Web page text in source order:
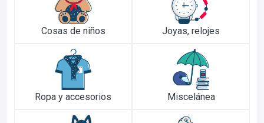
Cosas de niños Joyas, relojes
Ropa y accesorios Miscelánea